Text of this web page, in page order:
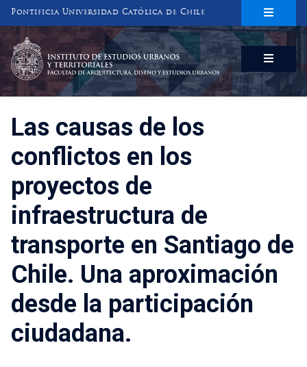
Pontificia Universidad Católica de Chile
INSTITUTO DE ESTUDIOS URBANOS
Y TERRITORIALES
FACULTAD DE ARQUITECTURA, DISEÑO Y ESTUDIOS URBANOS
Las causas de los
conflictos en los
proyectos de
infraestructura de
transporte en Santiago de
Chile. Una aproximación
desde la participación
ciudadana.